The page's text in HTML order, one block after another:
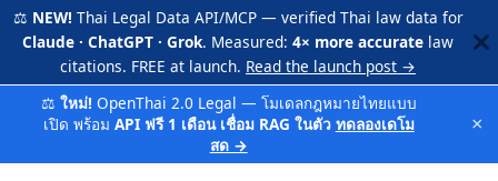
⚖️ NEW! Thai Legal Data API/MCP — verified Thai law data for
Claude · ChatGPT · Grok. Measured: 4× more accurate law
citations. FREE at launch. Read the launch post →
⚖️ ใหม่! OpenThai 2.0 Legal — โมเดลกฎหมายไทยแบบ
เปิด พร้อม API ฟรี 1 เดือน เชื่อม RAG ในตัว ทดลองเดโม
สด →
×